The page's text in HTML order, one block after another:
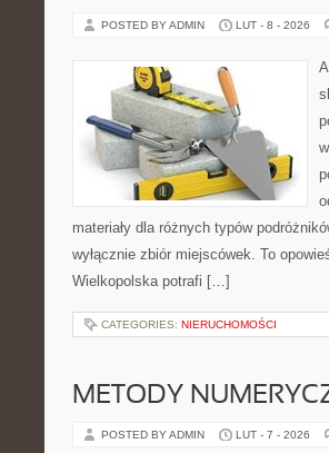
POSTED BY ADMIN LUT - 8 - 2026
materiały dla różnych typów
wyłącznie zbiór miejscówek. To
Wielkopolska potrafi […]
CATEGORIES: NIERUCHOMOŚCI
METODY
POSTED BY ADMIN LUT - 7 - 2026